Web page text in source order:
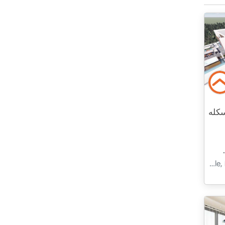
اسکله
قبرس شمالی, İskele, İskele, Merkez - Merkez